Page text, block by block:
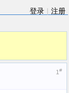
登录
注册
1#